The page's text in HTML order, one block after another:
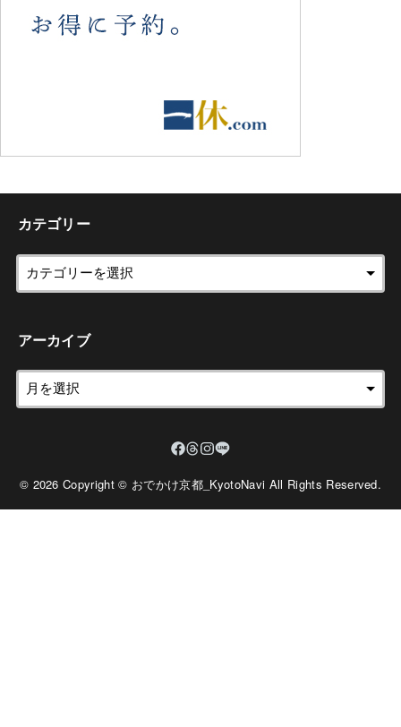
カテゴリー
アーカイブ
© 2026 Copyright © おでかけ京都_KyotoNavi All Rights Reserved.